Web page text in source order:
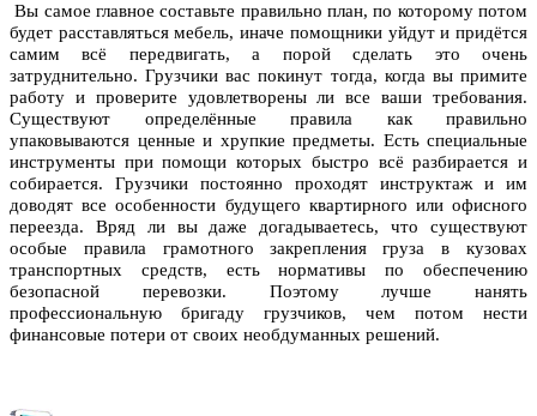
Вы самое главное составьте правильно план, по которому потом
будет расставляться мебель, иначе помощники уйдут и придётся
самим всё передвигать, а порой сделать это очень
затруднительно. Грузчики вас покинут тогда, когда вы примите
работу и проверите удовлетворены ли все ваши требования.
Существуют определённые правила как правильно
упаковываются ценные и хрупкие предметы. Есть специальные
инструменты при помощи которых быстро всё разбирается и
собирается. Грузчики постоянно проходят инструктаж и им
доводят все особенности будущего квартирного или офисного
переезда. Вряд ли вы даже догадываетесь, что существуют
особые правила грамотного закрепления груза в кузовах
транспортных средств, есть нормативы по обеспечению
безопасной перевозки. Поэтому лучше нанять
профессиональную бригаду грузчиков, чем потом нести
финансовые потери от своих необдуманных решений.